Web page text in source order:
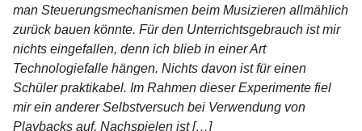
man Steuerungsmechanismen beim Musizieren allmählich
zurück bauen könnte. Für den Unterrichtsgebrauch ist mir
nichts eingefallen, denn ich blieb in einer Art
Technologiefalle hängen. Nichts davon ist für einen
Schüler praktikabel. Im Rahmen dieser Experimente fiel
mir ein anderer Selbstversuch bei Verwendung von
Playbacks auf, Nachspielen ist […]